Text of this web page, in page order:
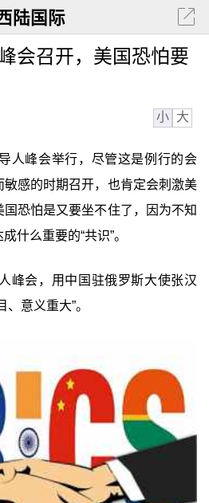
陆国际
会召开，美国恐怕要
小 大
人峰会举行，尽管这是例行的会
感的时期召开，也肯定会刺激美
恐怕是又要坐不住了，因为不知
什么重要的“共识”。
峰会，用中国驻俄罗斯大使张汉
意义重大”。